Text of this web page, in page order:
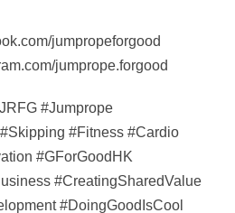
jumpropeforgood
jumprope.forgood
#Jumprope
#Fitness #Cardio
#GForGoodHK
#CreatingSharedValue
#DoingGoodIsCool